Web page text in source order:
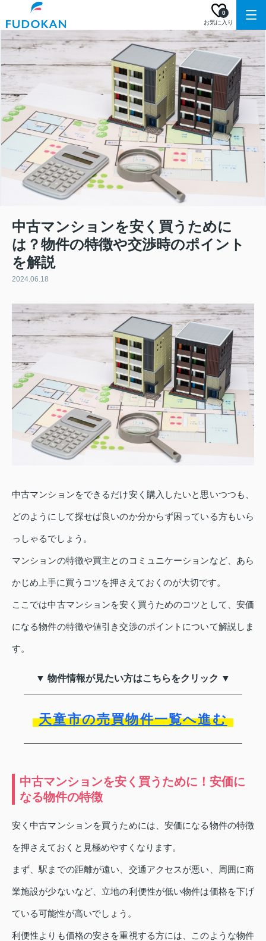
お気に入り
0
中古マンションを安く買うために
は？物件の特徴や交渉時のポイント
を解説
2024.06.18
中古マンションをできるだけ安く購入したいと思いつつも、
どのようにして探せば良いのか分からず困っている方もいら
っしゃるでしょう。
マンションの特徴や買主とのコミュニケーションなど、あら
かじめ上手に買うコツを押さえておくのが大切です。
ここでは中古マンションを安く買うためのコツとして、安価
になる物件の特徴や値引き交渉のポイントについて解説しま
す。
▼ 物件情報が見たい方はこちらをクリック ▼
天童市の売買物件一覧へ進む
中古マンションを安く買うために！安価に
なる物件の特徴
安く中古マンションを買うためには、安価になる物件の特徴
を押さえておくと見極めやすくなります。
まず、駅までの距離が遠い、交通アクセスが悪い、周囲に商
業施設が少ないなど、立地の利便性が低い物件は価格を下げ
ている可能性が高いでしょう。
利便性よりも価格の安さを重視する方には、このような物件